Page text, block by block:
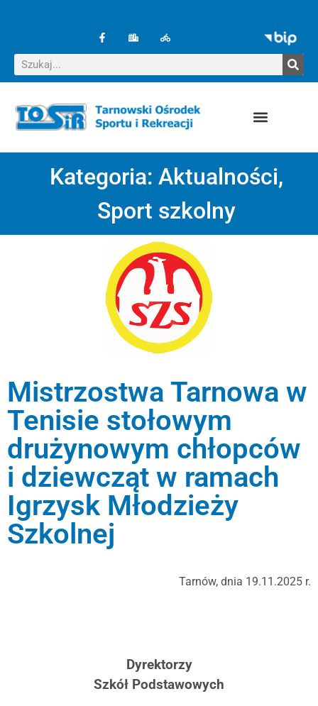
Kategoria: Aktualności,
Sport szkolny
Mistrzostwa Tarnowa w
Tenisie stołowym
drużynowym chłopców
i dziewcząt w ramach
Igrzysk Młodzieży
Szkolnej
Tarnów, dnia 19.11.2025 r.
Dyrektorzy
Szkół Podstawowych